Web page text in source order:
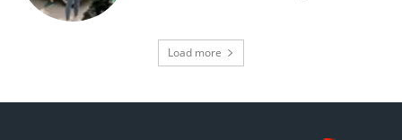
Load more